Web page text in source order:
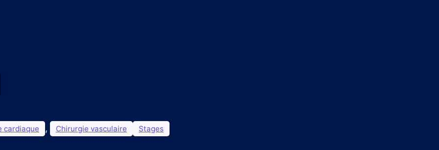
cardiaque , Chirurgie vasculaire Stages